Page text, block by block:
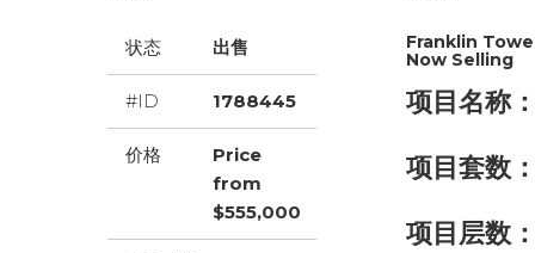
状态 出售
#ID 1788445
价格
Price
from
$555,000
Franklin
Now Selling
项目名称
项目套数
项目层数